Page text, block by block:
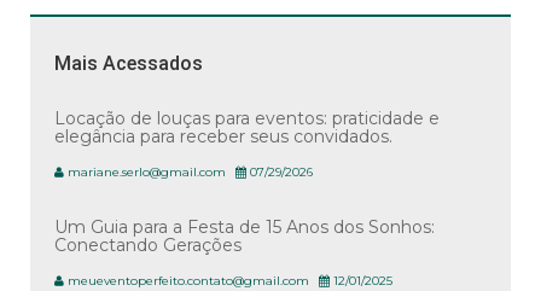
Mais Acessados
Locação de louças para eventos: praticidade e
elegância para receber seus convidados.
mariane.serlo@gmail.com 07/29/2026
Um Guia para a Festa de 15 Anos dos Sonhos:
Conectando Gerações
meueventoperfeito.contato@gmail.com 12/01/2025